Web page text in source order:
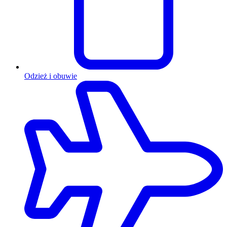
Odzież i obuwie